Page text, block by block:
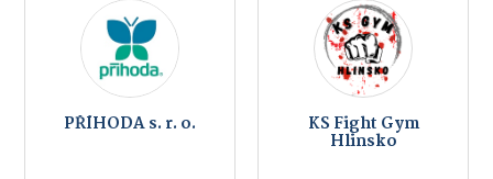
PŘÍHODA s. r. o. KS Fight Gym
Hlinsko